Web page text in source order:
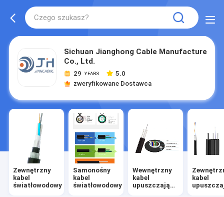
Sichuan Jianghong Cable Manufacture
Co., Ltd.
29 YEARS
5.0
zweryfikowane Dostawca
Zewnętrzny
kabel
światłowodowy
Samonośny
kabel
światłowodowy
Wewnętrzny
kabel
upuszczający
kabel